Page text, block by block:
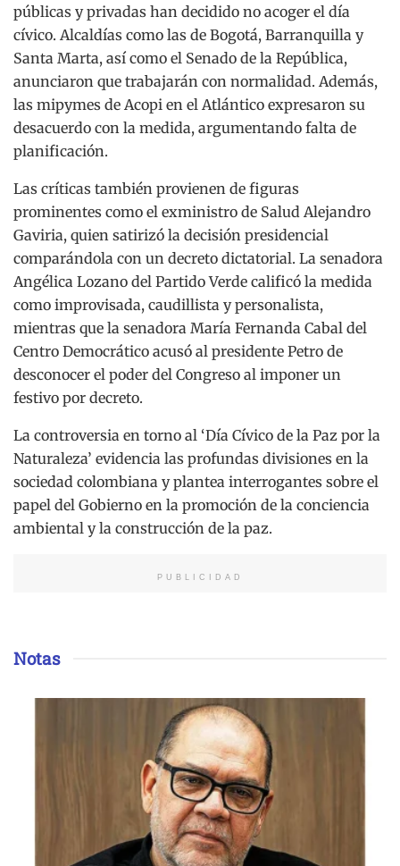
públicas y privadas han decidido no acoger el día
cívico. Alcaldías como las de Bogotá, Barranquilla y
Santa Marta, así como el Senado de la República,
anunciaron que trabajarán con normalidad. Además,
las mipymes de Acopi en el Atlántico expresaron su
desacuerdo con la medida, argumentando falta de
planificación.
Las críticas también provienen de figuras
prominentes como el exministro de Salud Alejandro
Gaviria, quien satirizó la decisión presidencial
comparándola con un decreto dictatorial. La senadora
Angélica Lozano del Partido Verde calificó la medida
como improvisada, caudillista y personalista,
mientras que la senadora María Fernanda Cabal del
Centro Democrático acusó al presidente Petro de
desconocer el poder del Congreso al imponer un
festivo por decreto.
La controversia en torno al ‘Día Cívico de la Paz por la
Naturaleza’ evidencia las profundas divisiones en la
sociedad colombiana y plantea interrogantes sobre el
papel del Gobierno en la promoción de la conciencia
ambiental y la construcción de la paz.
PUBLICIDAD
Notas